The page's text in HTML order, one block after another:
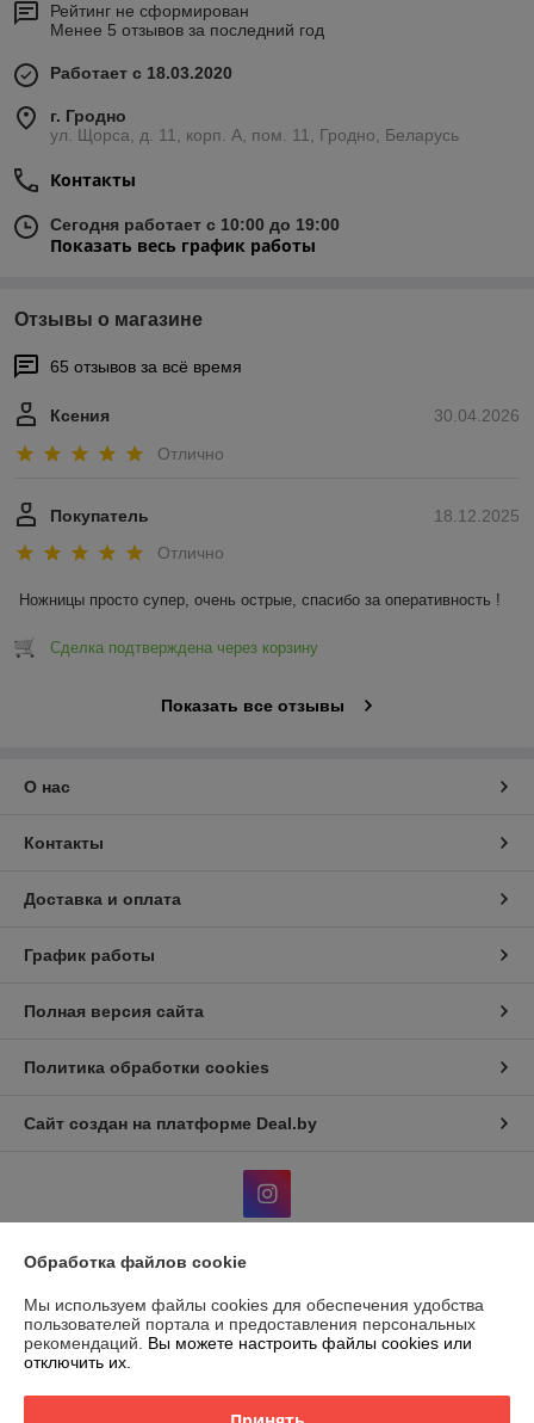
Рейтинг не сформирован
Менее 5 отзывов за последний год
Работает с 18.03.2020
г. Гродно
ул. Щорса, д. 11, корп. А, пом. 11, Гродно, Беларусь
Контакты
Сегодня работает с 10:00 до 19:00
Показать весь график работы
Отзывы о магазине
65 отзывов за всё время
30.04.2026
Ксения
Отлично
18.12.2025
Покупатель
Отлично
Ножницы просто супер, очень острые, спасибо за оперативность !
Сделка подтверждена через корзину
Показать все отзывы
О нас
Контакты
Доставка и оплата
График работы
Полная версия сайта
Политика обработки cookies
Сайт создан на платформе Deal.by
Юридическое лицо:ООО "ВЭДЭЭМ"
ГРОДНО, УЛ. ЩОРСА, ДОМ 11, КОРПУС А, ОФ. 11, ПОМ, 230003
Обработка файлов cookie
Мы используем файлы cookies для обеспечения удобства
пользователей портала и предоставления персональных
рекомендаций. Вы можете настроить файлы cookies или
отключить их.